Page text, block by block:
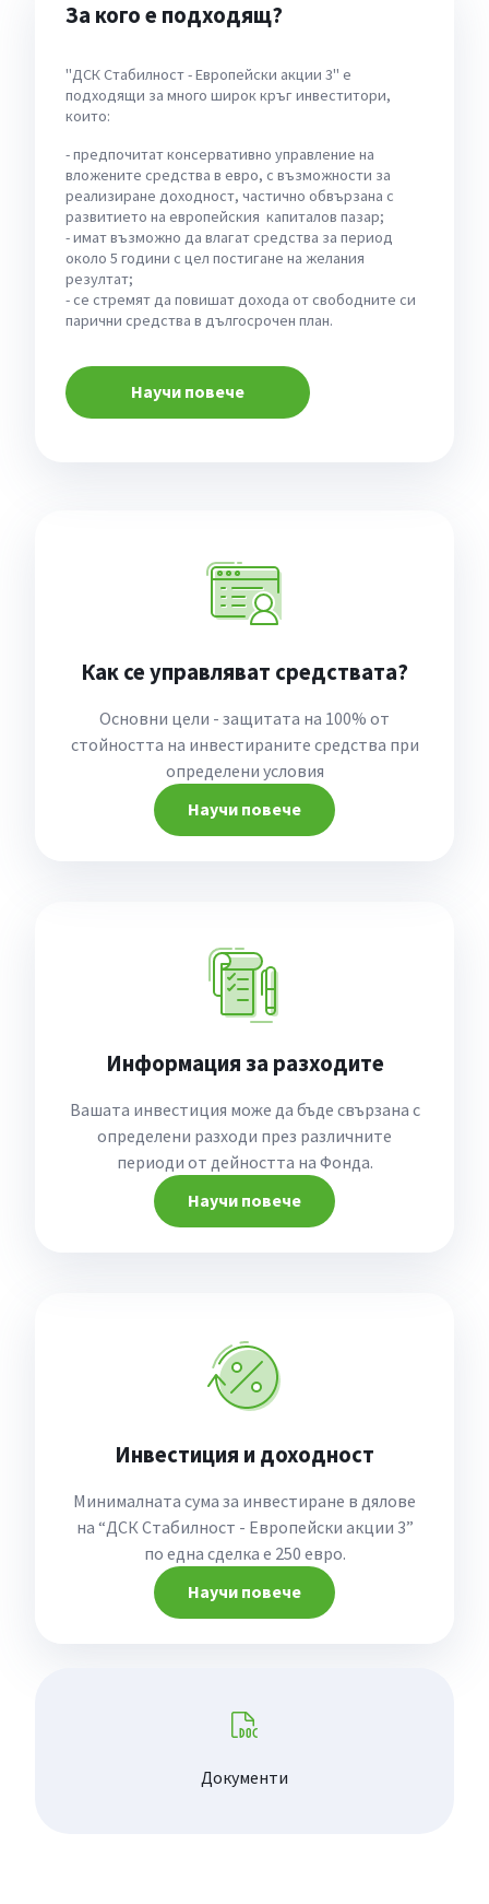
За кого е подходящ?
"ДСК Стабилност - Европейски акции 3" е
подходящи за много широк кръг инвеститори,
които:
- предпочитат консервативно управление на
вложените средства в евро, с възможности за
реализиране доходност, частично обвързана с
развитието на европейския капиталов пазар;
- имат възможно да влагат средства за период
около 5 години с цел постигане на желания
резултат;
- се стремят да повишат дохода от свободните си
парични средства в дългосрочен план.
Научи повече
Как се управляват средствата?
Основни цели - защитата на 100% от
стойността на инвестираните средства при
определени условия
Научи повече
Информация за разходите
Вашата инвестиция може да бъде свързана с
определени разходи през различните
периоди от дейността на Фонда.
Научи повече
Инвестиция и доходност
Минималната сума за инвестиране в дялове
на “ДСК Стабилност - Европейски акции 3”
по една сделка е 250 евро.
Научи повече
Документи